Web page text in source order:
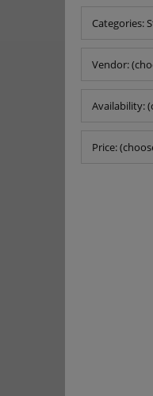
Categories:
Vendor:
Availability:
Price: